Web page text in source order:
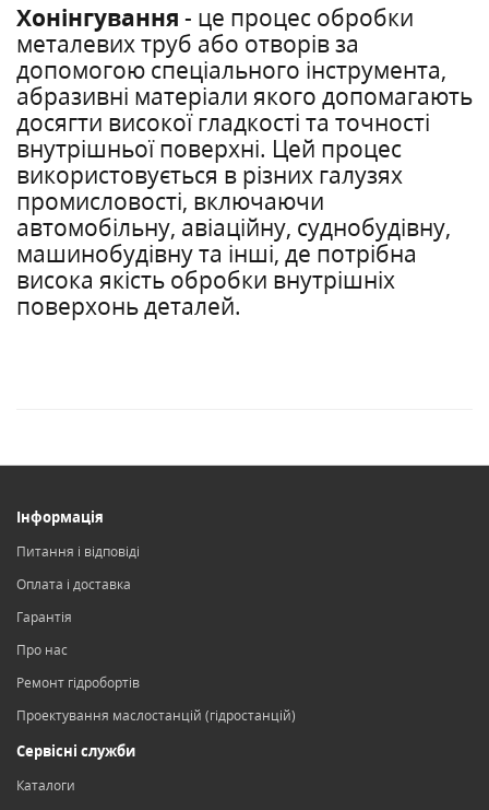
Хонінгування - це процес обробки
металевих труб або отворів за
допомогою спеціального інструмента,
абразивні матеріали якого допомагають
досягти високої гладкості та точності
внутрішньої поверхні. Цей процес
використовується в різних галузях
промисловості, включаючи
автомобільну, авіаційну, суднобудівну,
машинобудівну та інші, де потрібна
висока якість обробки внутрішніх
поверхонь деталей.
Інформація
Питання і відповіді
Оплата і доставка
Гарантія
Про нас
Ремонт гідробортів
Проектування маслостанцій (гідростанцій)
Сервісні служби
Каталоги